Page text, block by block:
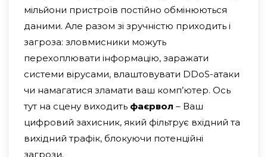
мільйони пристроїв постійно обмінюються
даними. Але разом зі зручністю приходить і
загроза: зловмисники можуть
перехоплювати інформацію, заражати
системи вірусами, влаштовувати DDoS-атаки
чи намагатися зламати ваш комп’ютер. Ось
тут на сцену виходить фаєрвол – Ваш
цифровий захисник, який фільтрує вхідний та
вихідний трафік, блокуючи потенційні
загрози.